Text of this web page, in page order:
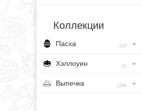
Коллекции
Пасха 237
Хэллоуин 31
Выпечка 1296